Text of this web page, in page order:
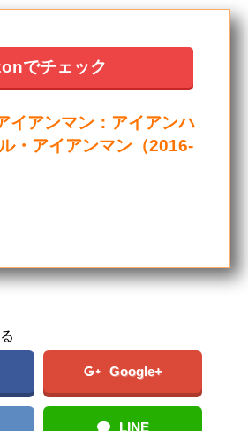
でチェック
イアンマン：アイアンハ
・アイアンマン（2016-
Google+
LINE